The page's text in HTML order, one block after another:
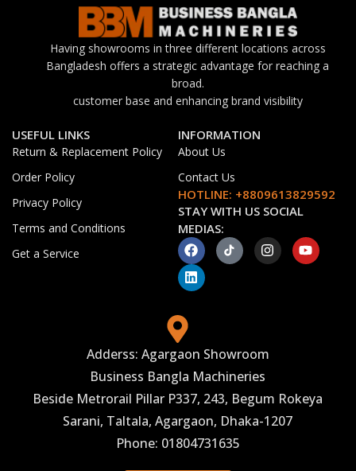
Having showrooms in three different locations across
Bangladesh offers a strategic advantage for reaching a
broad.
customer base and enhancing brand visibility
USEFUL LINKS
Return & Replacement Policy
Order Policy
Privacy Policy
Terms and Conditions
Get a Service
INFORMATION
About Us
Contact Us
HOTLINE: +8809613829592
STAY WITH US SOCIAL
MEDIAS:
Adderss: Agargaon Showroom
Business Bangla Machineries
Beside Metrorail Pillar P337, 243, Begum Rokeya
Sarani, Taltala, Agargaon, Dhaka-1207
Phone: 01804731635